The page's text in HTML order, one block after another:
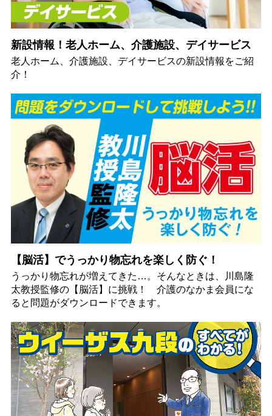
新設情報！老人ホーム、介護施設、デイサービス
老人ホーム、介護施設、デイサービスの新設情報をご紹
介！
【脳活】でうっかり物忘れを楽しく防ぐ！
うっかり物忘れが増えてきた…。そんなときは、川島隆
太教授監修の【脳活】に挑戦！ 介護のなかま会員にな
ると問題がダウンロードできます。